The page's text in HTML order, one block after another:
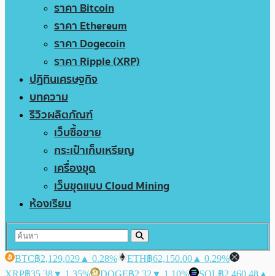
ราคา Bitcoin
ราคา Ethereum
ราคา Dogecoin
ราคา Ripple (XRP)
ปฏิทินเศรษฐกิจ
บทความ
รีวิวผลิตภัณฑ์
เว็บซื้อขาย
กระเป๋าเก็บเหรียญ
เครื่องขุด
เว็บขุดแบบ Cloud Mining
ห้องเรียน
BTC฿2,129,029 ▲ 0.28% ETH฿62,150.00 ▲ 0.29%
XRP฿35.38▼ 1.35% DOGE฿2.32 ▼ 1.10% SOL฿2,460.48 ▲